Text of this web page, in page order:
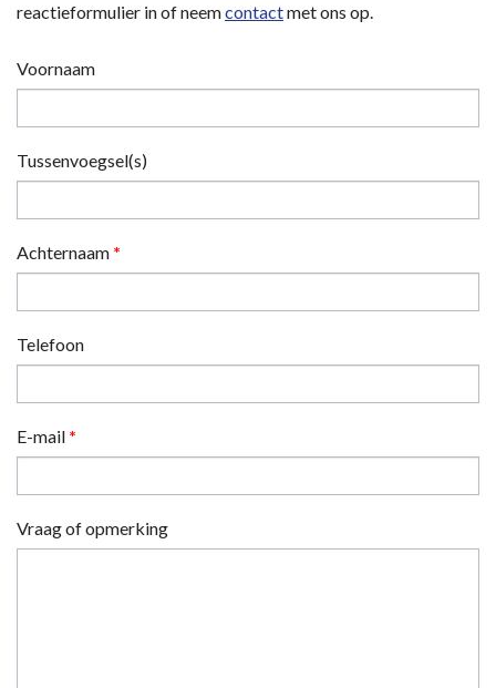
reactieformulier in of neemcontactmet ons op.
Voornaam
Tussenvoegsel(s)
Achternaam *
Telefoon
E-mail *
Vraag of opmerking